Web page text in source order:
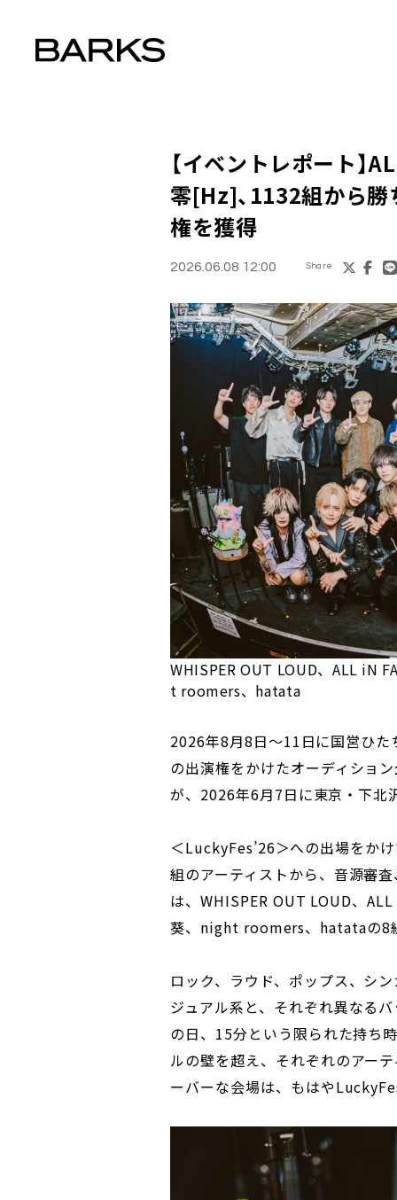
【イベントレポート】
零[Hz]、1132組から
権を獲得
2026.06.08 12:00 Share
WHISPER OUT LOUD、ALL iN
t roomers、hatata
2026年8月8日～11日に国営ひ
の出演権をかけたオーディショ
が、2026年6月7日に東京・下北
＜LuckyFes’26＞への出場をか
組のアーティストから、音源審
は、WHISPER OUT LOUD、
葵、night roomers、hatataの8
ロック、ラウド、ポップス、シ
ジュアル系と、それぞれ異なる
の日、15分という限られた持ち
ルの壁を超え、それぞれのアー
ーバーな会場は、もはや